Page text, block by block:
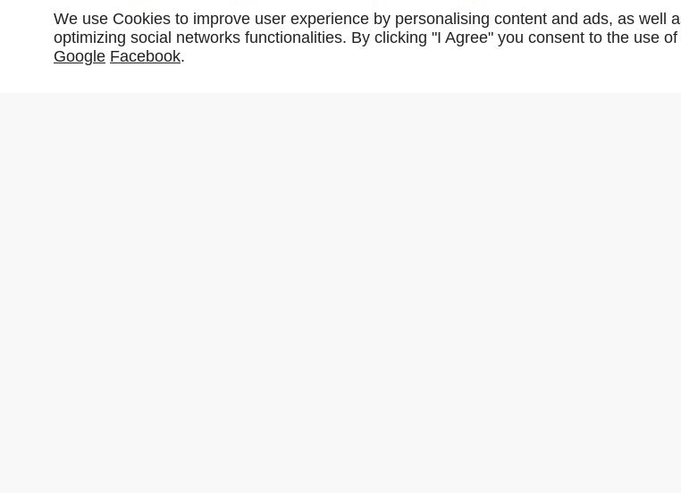
CLES URGENCE
We use Cookies to improve user experience by personalising content and ads, as well
optimizing social networks functionalities. By clicking "I Agree" you consent to the use
Google Facebook.